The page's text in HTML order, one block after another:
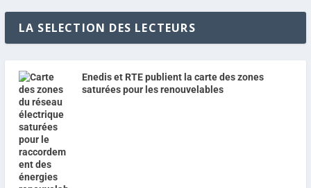
LA SELECTION DES LECTEURS
Enedis et RTE publient la carte des zones
saturées pour les renouvelables